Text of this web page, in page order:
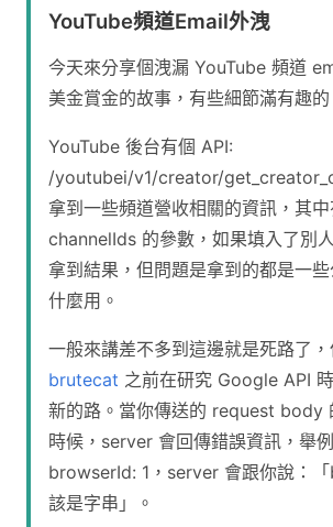
YouTube頻道Email外洩
今天來分享個洩漏 YouTube 頻道
美金賞金的故事，有些細節滿有趣的
YouTube 後台有個 API:
/youtubei/v1/creator/
拿到一些頻道營收相關的資訊，其
channelIds 的參數，如果填入了別
拿到結果，但問題是拿到的都是一
什麼用。
一般來講差不多到這邊就是死路了
brutecat 之前在研究 Google API
新的路。當你傳送的 request body
時候，server 會回傳錯誤資訊，舉
browserId: 1，server 會跟你說：
該是字串」。